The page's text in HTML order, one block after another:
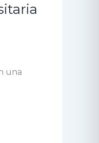
una